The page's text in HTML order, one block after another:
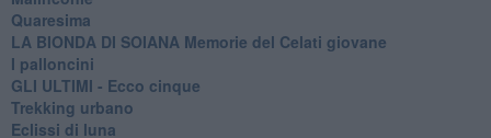
Quaresima
LA BIONDA DI SOIANA Memorie del Celati giovane
I palloncini
GLI ULTIMI - Ecco cinque
Trekking urbano
Eclissi di luna